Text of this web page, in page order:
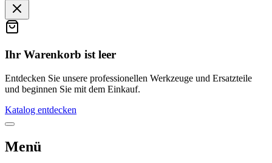
Ihr Warenkorb ist leer
Entdecken Sie unsere professionellen Werkzeuge und Ersatzteile
und beginnen Sie mit dem Einkauf.
Katalog entdecken
Menü